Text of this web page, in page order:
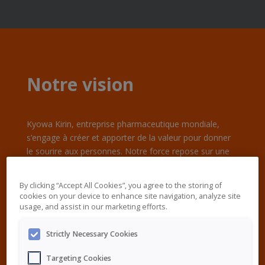
Notre vision
Kyowa Kirin, entreprise pharmaceutique mondiale,
s’engage à créer et apporter de la valeur pour donner
le sourire aux personnes. Notre force repose sur une
Nous répondons aux besoins des patients et de
la société en apportant de la valeur tout au long
By clicking “Accept All Cookies”, you agree to the storing of
cookies on your device to enhance site navigation, analyze site
usage, and assist in our marketing efforts.
Strictly Necessary Cookies
Targeting Cookies